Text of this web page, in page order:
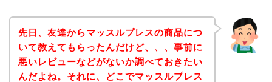
先日、友達からマッスルプレスの商品につ
いて教えてもらったんだけど、、、事前に
悪いレビューなどがないか調べておきたい
んだよね。それに、どこでマッスルプレス